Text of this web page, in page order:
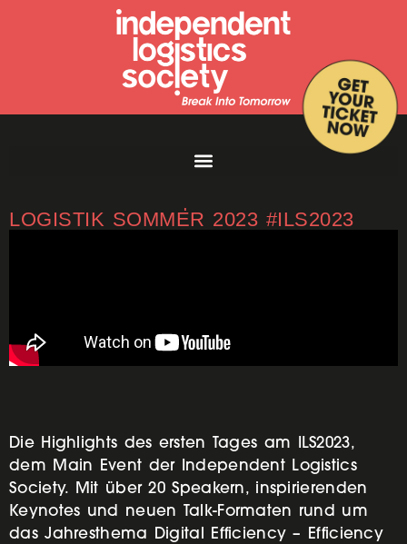
LOGISTIK SOMMER 2023 #ILS2023
Die Highlights des ersten Tages am ILS2023,
dem Main Event der Independent Logistics
Society. Mit über 20 Speakern, inspirierenden
Keynotes und neuen Talk-Formaten rund um
das Jahresthema Digital Efficiency – Efficiency